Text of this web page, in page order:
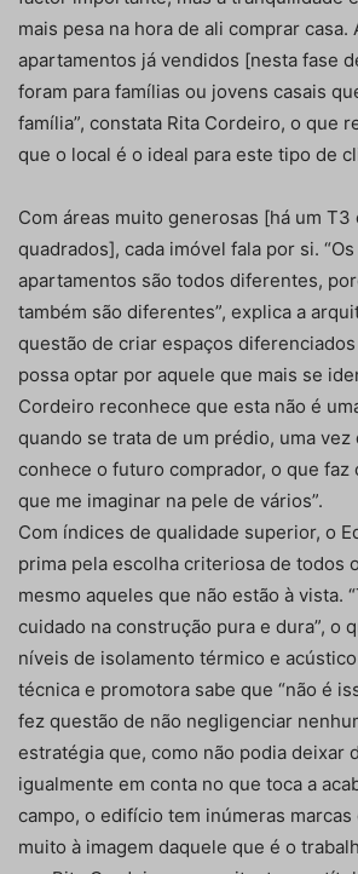
mais pesa na hora de ali comprar casa.
apartamentos já vendidos [nesta fase
foram para famílias ou jovens casais
família”, constata Rita Cordeiro, o que
que o local é o ideal para este tipo de
Com áreas muito generosas [há um T3
quadrados], cada imóvel fala por si.
apartamentos são todos diferentes,
também são diferentes”, explica a
questão de criar espaços
possa optar por aquele que mais se
Cordeiro reconhece que esta não é
quando se trata de um prédio, uma vez
conhece o futuro comprador, o que faz
que me imaginar na pele de vários”.
Com índices de qualidade superior, o
prima pela escolha criteriosa de todos
mesmo aqueles que não estão à vista.
cuidado na construção pura e dura”, o
níveis de isolamento térmico e
técnica e promotora sabe que “não é
fez questão de não negligenciar
estratégia que, como não podia deixar
igualmente em conta no que toca a
campo, o edifício tem inúmeras
muito à imagem daquele que é o